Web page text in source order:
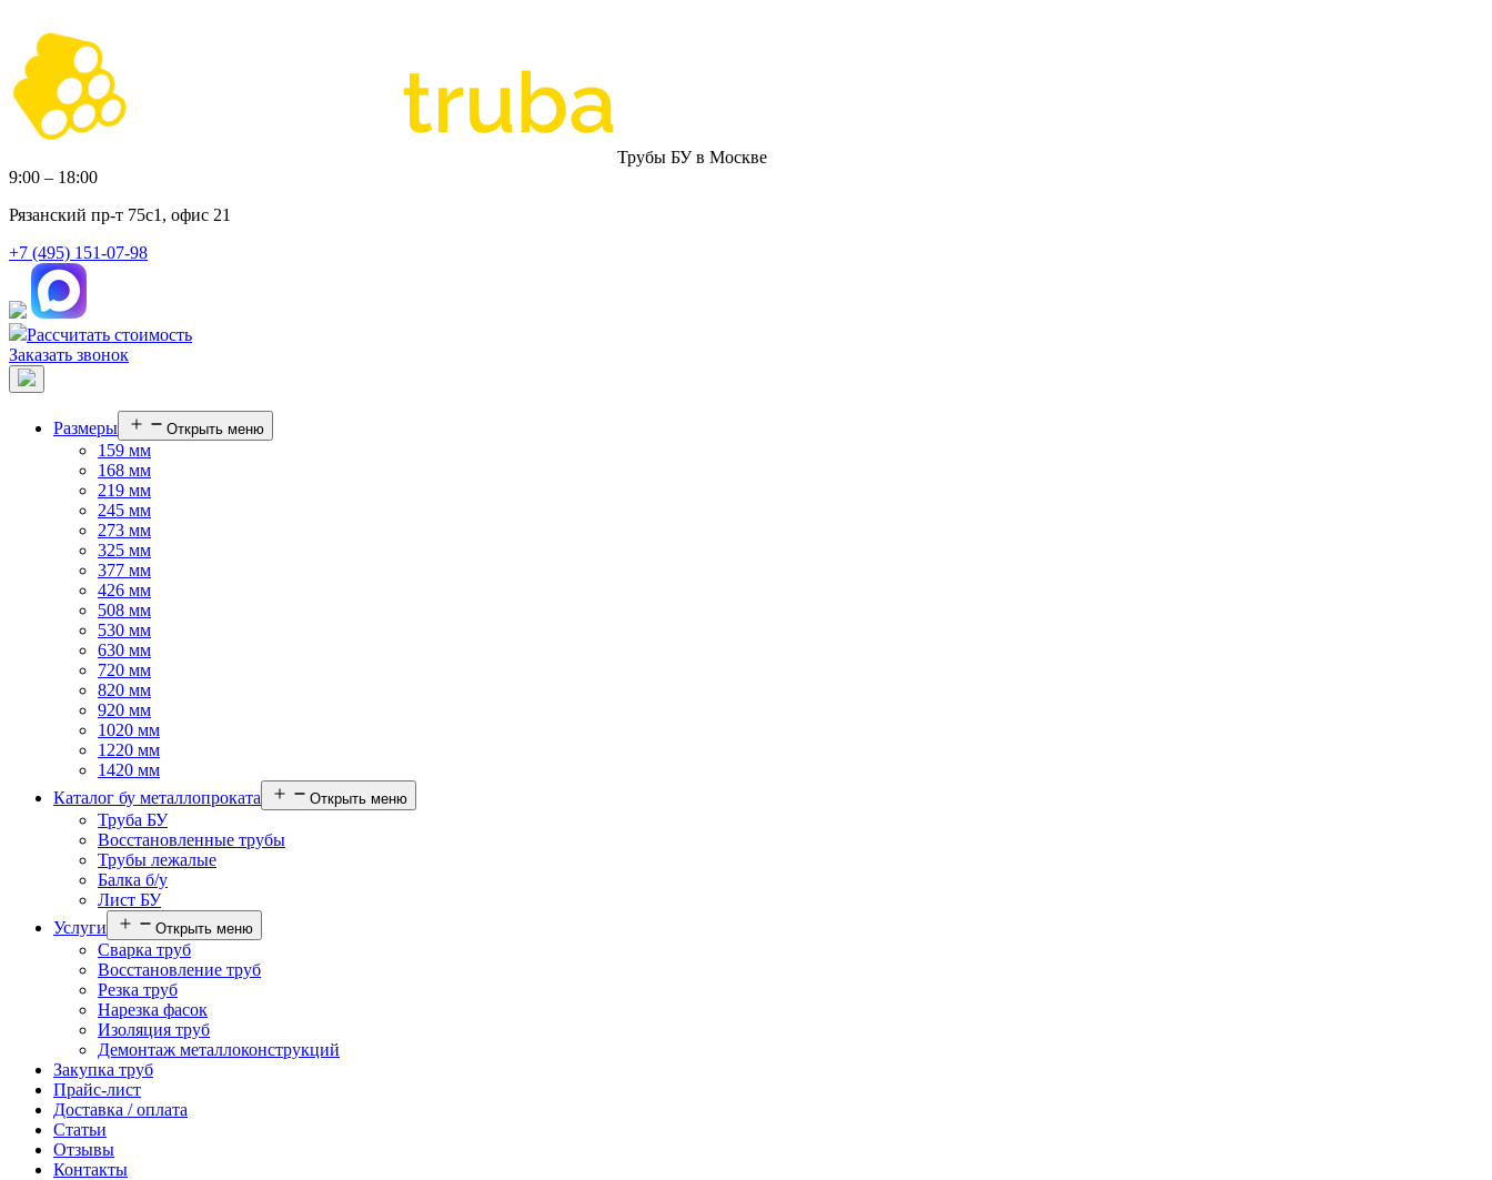
Трубы БУ в Москве
9:00 – 18:00
Рязанский пр-т 75с1, офис 21
+7 (495) 151-07-98
Рассчитать стоимость
Заказать звонок
Размеры Открыть меню
159 мм
168 мм
219 мм
245 мм
273 мм
325 мм
377 мм
426 мм
508 мм
530 мм
630 мм
720 мм
820 мм
920 мм
1020 мм
1220 мм
1420 мм
Каталог бу металлопроката
Открыть меню
Труба БУ
Восстановленные трубы
Трубы лежалые
Балка б/у
Лист БУ
Услуги
Открыть меню
Сварка труб
Восстановление труб
Резка труб
Нарезка фасок
Изоляция труб
Демонтаж металлоконструкций
Закупка труб
Прайс-лист
Доставка / оплата
Статьи
Отзывы
Контакты